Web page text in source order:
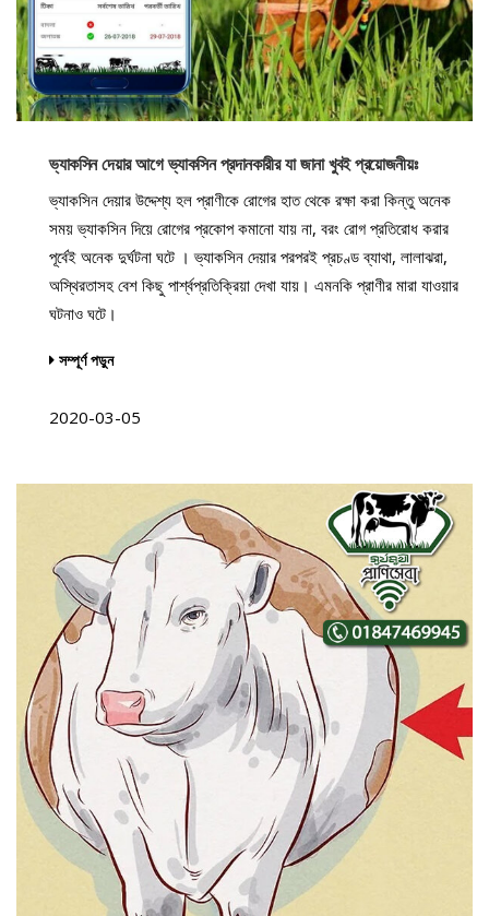
ভ্যাকসিন দেয়ার আগে ভ্যাকসিন প্রদানকারীর যা জানা খুবই প্রয়োজনীয়ঃ
ভ্যাকসিন দেয়ার উদ্দেশ্য হল প্রাণীকে রোগের হাত থেকে রক্ষা করা কিন্তু অনেক
সময় ভ্যাকসিন দিয়ে রোগের প্রকোপ কমানো যায় না, বরং রোগ প্রতিরোধ করার
পূর্বেই অনেক দুর্ঘটনা ঘটে । ভ্যাকসিন দেয়ার পরপরই প্রচণ্ড ব্যাথা, লালাঝরা,
অস্থিরতাসহ বেশ কিছু পার্শ্বপ্রতিক্রিয়া দেখা যায়। এমনকি প্রাণীর মারা যাওয়ার
ঘটনাও ঘটে।
সম্পূর্ণ পড়ুন
2020-03-05